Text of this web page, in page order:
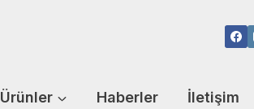
Ürünler Haberler İletişim